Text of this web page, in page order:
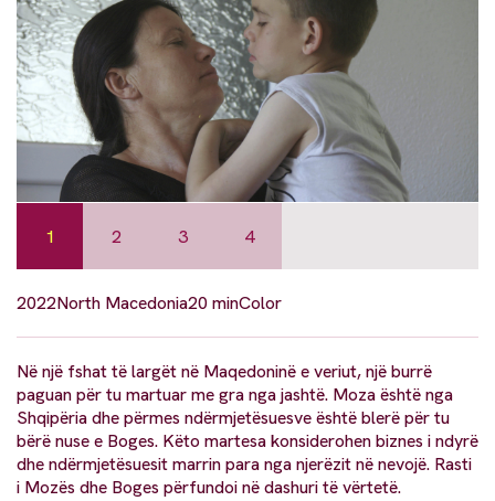
1 2 3 4
2022North Macedonia20 minColor
Në një fshat të largët në Maqedoninë e veriut, një burrë
paguan për tu martuar me gra nga jashtë. Moza është nga
Shqipëria dhe përmes ndërmjetësuesve është blerë për tu
bërë nuse e Boges. Këto martesa konsiderohen biznes i ndyrë
dhe ndërmjetësuesit marrin para nga njerëzit në nevojë. Rasti
i Mozës dhe Boges përfundoi në dashuri të vërtetë.